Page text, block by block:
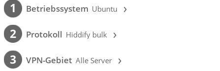
1 Betriebssystem Ubuntu ›
2 Protokoll Hiddify bulk ›
3 VPN-Gebiet Alle Server ›